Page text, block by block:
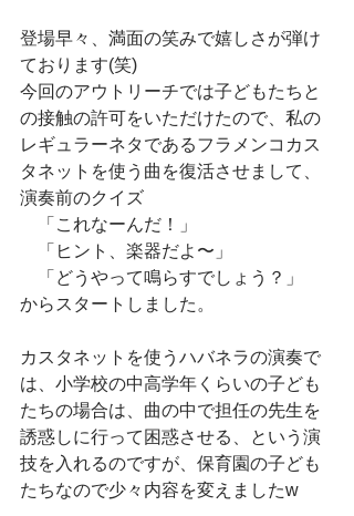
登場早々、満面の笑みで嬉しさが弾け
ております(笑)
今回のアウトリーチでは子どもたちと
の接触の許可をいただけたので、私の
レギュラーネタであるフラメンコカス
タネットを使う曲を復活させまして、
演奏前のクイズ
「これなーんだ！」
「ヒント、楽器だよ〜」
「どうやって鳴らすでしょう？」
からスタートしました。
カスタネットを使うハバネラの演奏で
は、小学校の中高学年くらいの子ども
たちの場合は、曲の中で担任の先生を
誘惑しに行って困惑させる、という演
技を入れるのですが、保育園の子ども
たちなので少々内容を変えましたw